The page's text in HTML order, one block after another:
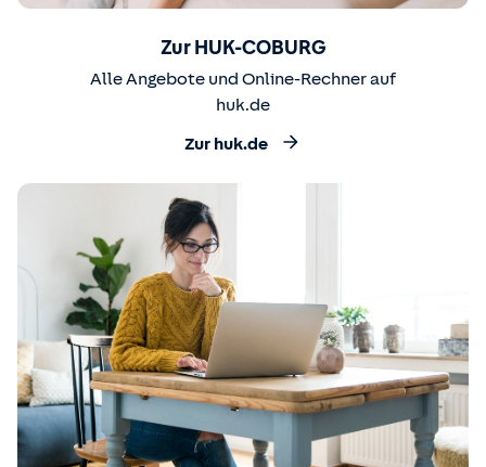
Zur HUK-COBURG
Alle Angebote und Online-Rechner auf
huk.de
Zur huk.de